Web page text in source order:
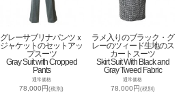
グレーサブリナパンツｘ
ジャケットのセットアッ
プスーツ
Gray Suit with Cropped
Pants
通常価格
78,000円(税別)
ラメ入りのブラック・グ
レーのツィード生地のス
カートスーツ
Skirt Suit With Black and
Gray Tweed Fabric
通常価格
78,000円(税別)